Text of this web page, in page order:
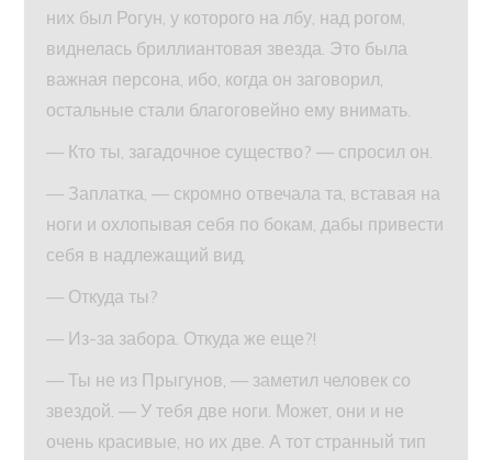
них был Рогун, у которого на лбу, над рогом,
виднелась бриллиантовая звезда. Это была
важная персона, ибо, когда он заговорил,
остальные стали благоговейно ему внимать.
— Кто ты, загадочное существо? — спросил он.
— Заплатка, — скромно отвечала та, вставая на
ноги и охлопывая себя по бокам, дабы привести
себя в надлежащий вид.
— Откуда ты?
— Из-за забора. Откуда же еще?!
— Ты не из Прыгунов, — заметил человек со
звездой. — У тебя две ноги. Может, они и не
очень красивые, но их две. А тот странный тип